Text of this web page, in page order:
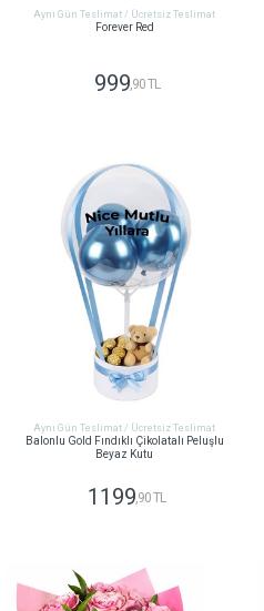
Aynı Gün Teslimat / Ücretsiz Teslimat
Forever Red
999,90 TL
Aynı Gün Teslimat / Ücretsiz Teslimat
Balonlu Gold Fındıklı Çikolatalı Peluşlu
Beyaz Kutu
1199 ,90 TL